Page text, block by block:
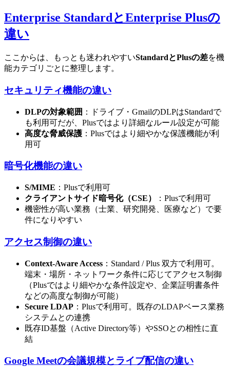
Enterprise StandardとEnterprise Plusの
違い
ここからは、もっとも迷われやすいStandardとPlusの差を機
能カテゴリごとに整理します。
セキュリティ機能の違い
DLPの対象範囲 ：ドライブ・GmailのDLPはStandardで
も利用可だが、Plusではより詳細なルール設定が可能
高度な脅威保護 ：Plusではより細やかな保護機能が利
用可
暗号化機能の違い
S/MIME ：Plusで利用可
クライアントサイド暗号化（CSE）
：Plusで利用可
機密性が高い業務（士業、研究開発、医療など）で要
件になりやすい
アクセス制御の違い
Context-Aware Access ：Standard / Plus 双方で利用可。
端末・場所・ネットワーク条件に応じてアクセス制御
（Plusではより細やかな条件設定や、企業証明書条件
などの高度な制御が可能）
Secure LDAP ：Plusで利用可。既存のLDAPベース業務
システムとの連携
既存ID基盤（Active Directory等）やSSOとの相性に直
結
Google Meetの会議規模とライブ配信の違い